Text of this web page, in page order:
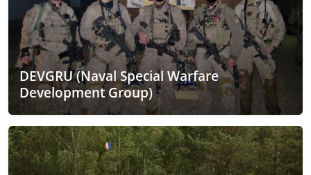
DEVGRU (Naval Special Warfare
Development Group)